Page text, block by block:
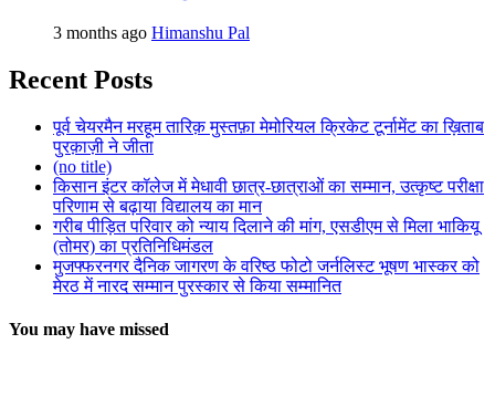
3 months ago Himanshu Pal
Recent Posts
पूर्व चेयरमैन मरहूम तारिक़ मुस्तफ़ा मेमोरियल क्रिकेट टूर्नामेंट का ख़िताब
पुरक़ाज़ी ने जीता
(no title)
किसान इंटर कॉलेज में मेधावी छात्र-छात्राओं का सम्मान, उत्कृष्ट परीक्षा
परिणाम से बढ़ाया विद्यालय का मान
गरीब पीड़ित परिवार को न्याय दिलाने की मांग, एसडीएम से मिला भाकियू
(तोमर) का प्रतिनिधिमंडल
मुजफ्फरनगर दैनिक जागरण के वरिष्ठ फोटो जर्नलिस्ट भूषण भास्कर को
मेरठ में नारद सम्मान पुरस्कार से किया सम्मानित
You may have missed